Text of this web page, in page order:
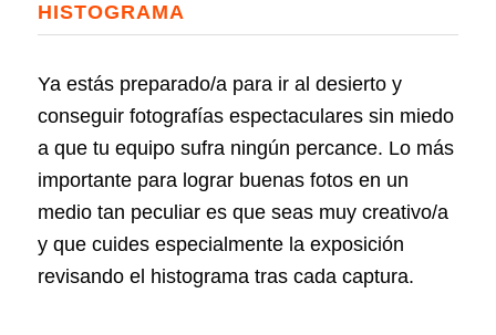
HISTOGRAMA
Ya estás preparado/a para ir al desierto y
conseguir fotografías espectaculares sin miedo
a que tu equipo sufra ningún percance. Lo más
importante para lograr buenas fotos en un
medio tan peculiar es que seas muy creativo/a
y que cuides especialmente la exposición
revisando el histograma tras cada captura.